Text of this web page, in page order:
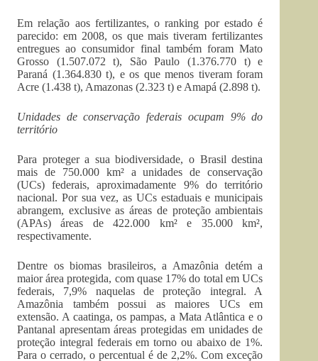
Em relação aos fertilizantes, o ranking por estado é
parecido: em 2008, os que mais tiveram fertilizantes
entregues ao consumidor final também foram Mato
Grosso (1.507.072 t), São Paulo (1.376.770 t) e
Paraná (1.364.830 t), e os que menos tiveram foram
Acre (1.438 t), Amazonas (2.323 t) e Amapá (2.898 t).
Unidades de conservação federais ocupam 9% do
território
Para proteger a sua biodiversidade, o Brasil destina
mais de 750.000 km² a unidades de conservação
(UCs) federais, aproximadamente 9% do território
nacional. Por sua vez, as UCs estaduais e municipais
abrangem, exclusive as áreas de proteção ambientais
(APAs) áreas de 422.000 km² e 35.000 km²,
respectivamente.
Dentre os biomas brasileiros, a Amazônia detém a
maior área protegida, com quase 17% do total em UCs
federais, 7,9% naquelas de proteção integral. A
Amazônia também possui as maiores UCs em
extensão. A caatinga, os pampas, a Mata Atlântica e o
Pantanal apresentam áreas protegidas em unidades de
proteção integral federais em torno ou abaixo de 1%.
Para o cerrado, o percentual é de 2,2%. Com exceção